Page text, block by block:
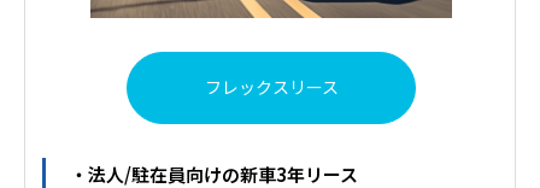
フレックスリース
・法人/駐在員向けの新車3年リース